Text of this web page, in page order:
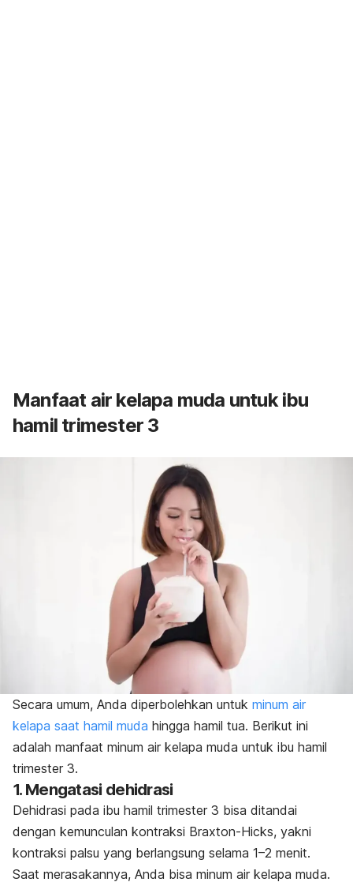
Manfaat air kelapa muda untuk ibu
hamil trimester 3
Secara umum, Anda diperbolehkan untuk minum air
kelapa saat hamil muda hingga hamil tua. Berikut ini
adalah manfaat minum air kelapa muda untuk ibu hamil
trimester 3.
1. Mengatasi dehidrasi
Dehidrasi pada ibu hamil trimester 3 bisa ditandai
dengan kemunculan kontraksi Braxton-Hicks, yakni
kontraksi palsu yang berlangsung selama 1–2 menit.
Saat merasakannya, Anda bisa minum air kelapa muda.